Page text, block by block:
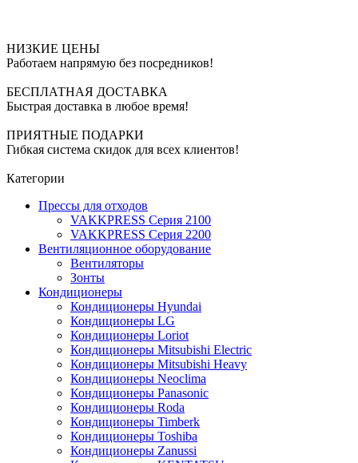
НИЗКИЕ ЦЕНЫ
Работаем напрямую без посредников!
БЕСПЛАТНАЯ ДОСТАВКА
Быстрая доставка в любое время!
ПРИЯТНЫЕ ПОДАРКИ
Гибкая система скидок для всех клиентов!
Категории
Прессы для отходов
VAKKPRESS Серия 2100
VAKKPRESS Серия 2200
Вентиляционное оборудование
Вентиляторы
Зонты
Кондиционеры
Кондиционеры Hyundai
Кондиционеры LG
Кондиционеры Loriot
Кондиционеры Mitsubishi Electric
Кондиционеры Mitsubishi Heavy
Кондиционеры Neoclima
Кондиционеры Panasonic
Кондиционеры Roda
Кондиционеры Timberk
Кондиционеры Toshiba
Кондиционеры Zanussi